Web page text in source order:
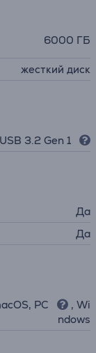
6000 ГБ
жесткий диск
USB 3.2 Gen 1
Да
Да
PC
, Wi
ndows